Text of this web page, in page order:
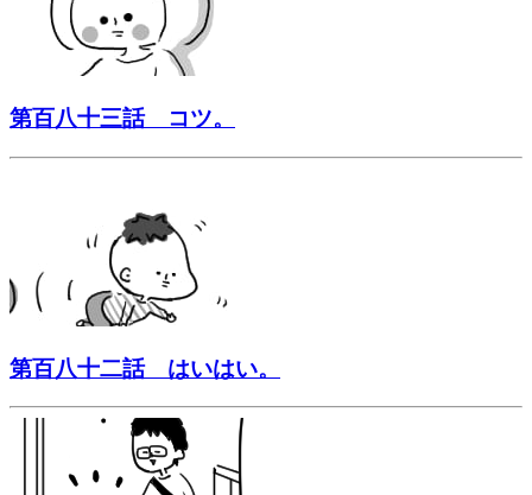
第百八十三話 コツ。
第百八十二話 はいはい。